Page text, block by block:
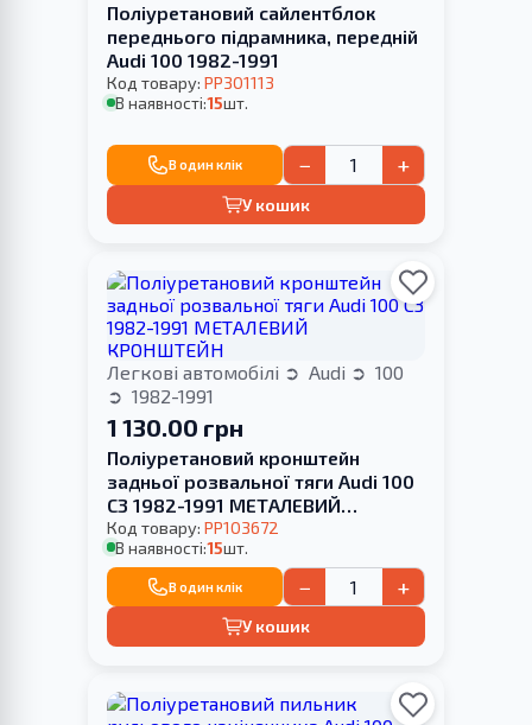
Поліуретановий сайлентблок
переднього підрамника, передній
Audi 100 1982-1991
Код товару: PP301113
В наявності:15шт.
В один клік − +
У кошик
Легкові автомобілі Audi
100
1982-1991
1 130.00 грн
Поліуретановий кронштейн
задньої розвальної тяги Audi 100
С3 1982-1991 МЕТАЛЕВИЙ
КРОНШТЕЙН
Код товару: PP103672
В наявності:15шт.
В один клік − +
У кошик